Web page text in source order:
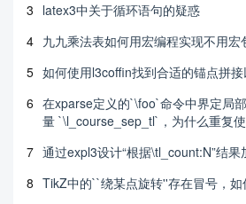
3 latex3中关于循环语句的疑惑
4 九九乘法表如何用宏编程实现不用宏
5 如何使用l3coffin找到合适的锚点拼
6 在xparse定义的`\foo`命令中界定局
量 `\l_course_sep_tl`，为什么重复
7 通过expl3设计“根据\tl_count:N”结
8 TikZ中的``绕某点旋转''存在冒号，如